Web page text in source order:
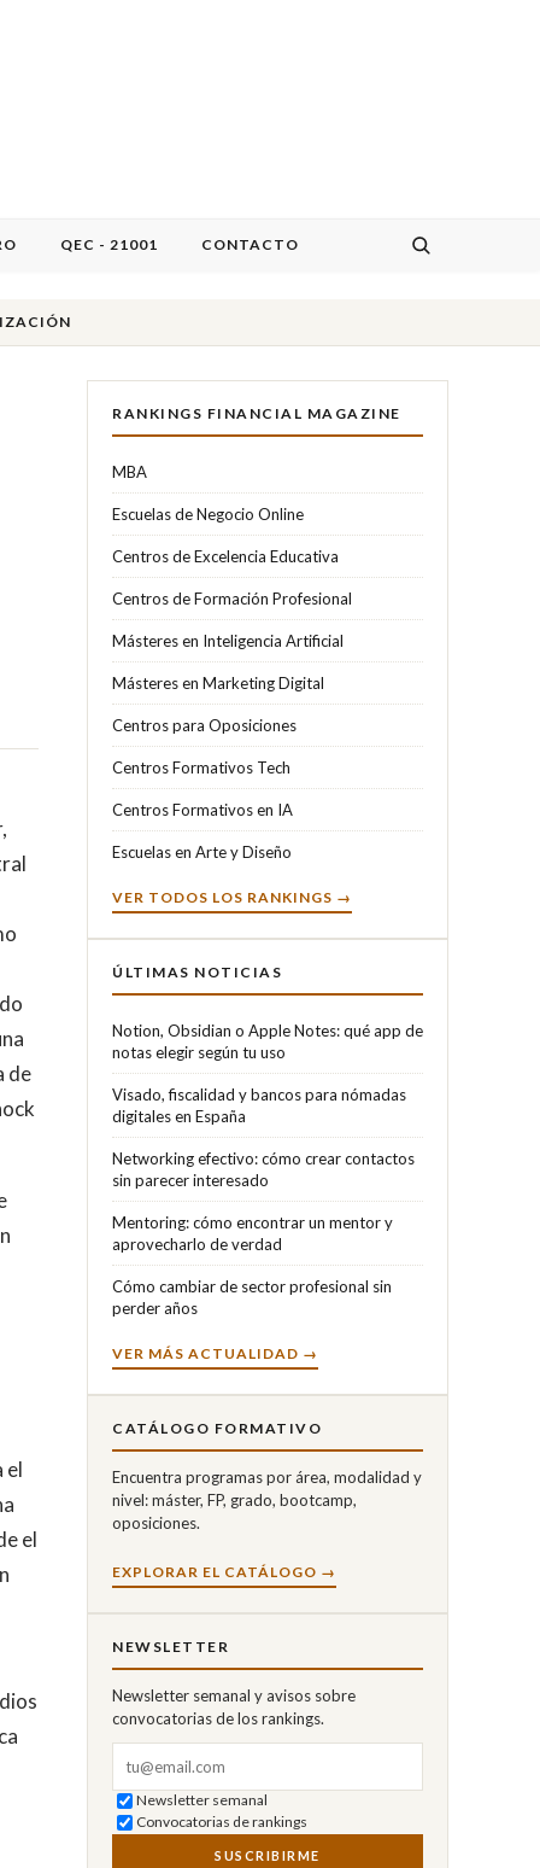
QEC - 21001 CONTACTO
de
el
el
RANKINGS FINANCIAL MAGAZINE
MBA
Escuelas de Negocio Online
Centros de Excelencia Educativa
Centros de Formación Profesional
Másteres en Inteligencia Artificial
Másteres en Marketing Digital
Centros para Oposiciones
Centros Formativos Tech
Centros Formativos en IA
Escuelas en Arte y Diseño
VER TODOS LOS RANKINGS →
ÚLTIMAS NOTICIAS
Notion, Obsidian o Apple Notes: qué app de
notas elegir según tu uso
Visado, fiscalidad y bancos para nómadas
digitales en España
Networking efectivo: cómo crear contactos
sin parecer interesado
Mentoring: cómo encontrar un mentor y
aprovecharlo de verdad
Cómo cambiar de sector profesional sin
perder años
VER MÁS ACTUALIDAD →
CATÁLOGO FORMATIVO
Encuentra programas por área, modalidad y
nivel: máster, FP, grado, bootcamp,
oposiciones.
EXPLORAR EL CATÁLOGO →
NEWSLETTER
Newsletter semanal y avisos sobre
convocatorias de los rankings.
Newsletter semanal
Convocatorias de rankings
SUSCRIBIRME